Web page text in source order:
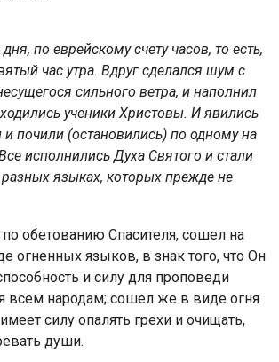
по еврейскому счету часов, то есть,
час утра. Вдруг сделался шум с
сильного ветра, и наполнил
ученики Христовы. И явились
почили (остановились) по одному на
исполнились Духа Святого и стали
разных языках, которых прежде не
обетованию Спасителя, сошел на
огненных языков, в знак того, что Он
и силу для проповеди
всем народам; сошел же в виде огня
силу опалять грехи и очищать,
души.